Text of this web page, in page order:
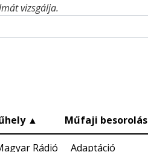
vizsgálja.
▲ Műfaji besorolás
Rádió Adaptáció